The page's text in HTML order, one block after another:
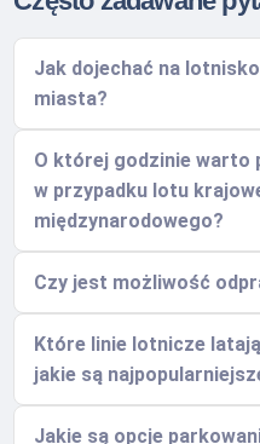
Jak dojechać na
miasta?
O której godzinie warto
w przypadku lotu
międzynarodowego?
Czy jest możliwość
Które linie lotnicze
jakie są
Jakie są opcje